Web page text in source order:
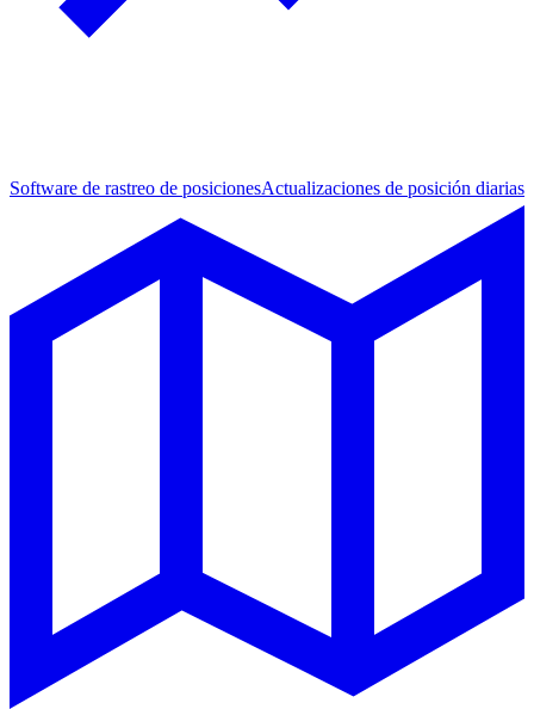
Software de rastreo de posicionesActualizaciones de posición diarias